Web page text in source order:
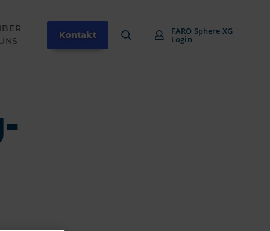
Kontakt FARO Sphere XG
Login